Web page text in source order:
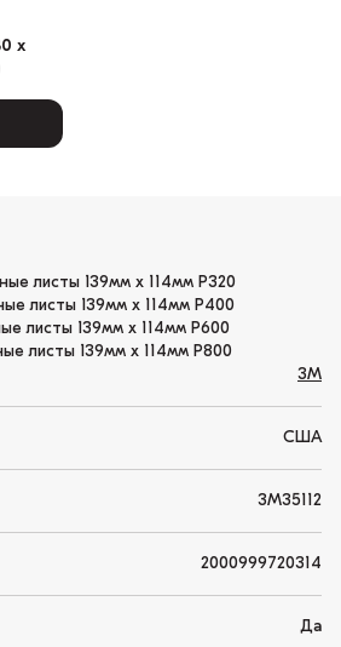
х
листы 139мм x 114мм Р320
листы 139мм x 114мм Р400
листы 139мм x 114мм Р600
листы 139мм x 114мм Р800
3M
США
3M35112
2000999720314
Да